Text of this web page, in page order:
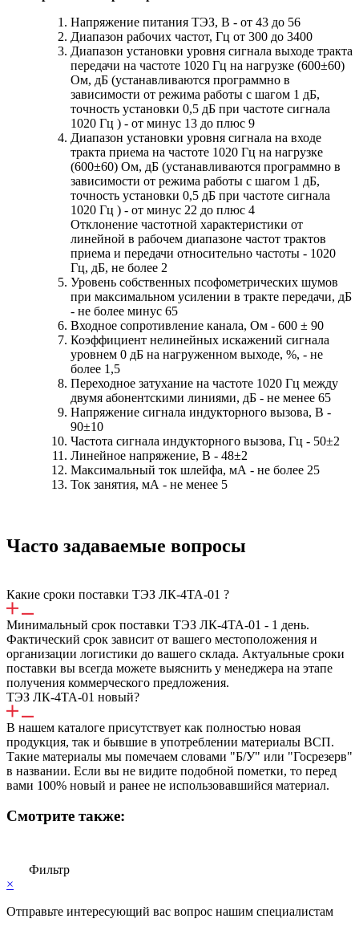
Напряжение питания ТЭЗ, В - от 43 до 56
Диапазон рабочих частот, Гц от 300 до 3400
Диапазон установки уровня сигнала выходе тракта
передачи на частоте 1020 Гц на нагрузке (600±60)
Ом, дБ (устанавливаются программно в
зависимости от режима работы с шагом 1 дБ,
точность установки 0,5 дБ при частоте сигнала
1020 Гц ) - от минус 13 до плюс 9
Диапазон установки уровня сигнала на входе
тракта приема на частоте 1020 Гц на нагрузке
(600±60) Ом, дБ (устанавливаются программно в
зависимости от режима работы с шагом 1 дБ,
точность установки 0,5 дБ при частоте сигнала
1020 Гц ) - от минус 22 до плюс 4
Отклонение частотной характеристики от
линейной в рабочем диапазоне частот трактов
приема и передачи относительно частоты - 1020
Гц, дБ, не более 2
Уровень собственных псофометрических шумов
при максимальном усилении в тракте передачи, дБ
- не более минус 65
Входное сопротивление канала, Ом - 600 ± 90
Коэффициент нелинейных искажений сигнала
уровнем 0 дБ на нагруженном выходе, %, - не
более 1,5
Переходное затухание на частоте 1020 Гц между
двумя абонентскими линиями, дБ - не менее 65
Напряжение сигнала индукторного вызова, В -
90±10
Частота сигнала индукторного вызова, Гц - 50±2
Линейное напряжение, В - 48±2
Максимальный ток шлейфа, мА - не более 25
Ток занятия, мА - не менее 5
Часто задаваемые вопросы
Какие сроки поставки ТЭЗ ЛК-4ТА-01 ?
Минимальный срок поставки ТЭЗ ЛК-4ТА-01 - 1 день.
Фактический срок зависит от вашего местоположения и
организации логистики до вашего склада. Актуальные сроки
поставки вы всегда можете выяснить у менеджера на этапе
получения коммерческого предложения.
ТЭЗ ЛК-4ТА-01 новый?
В нашем каталоге присутствует как полностью новая
продукция, так и бывшие в употреблении материалы ВСП.
Такие материалы мы помечаем словами "Б/У" или "Госрезерв"
в названии. Если вы не видите подобной пометки, то перед
вами 100% новый и ранее не использовавшийся материал.
Смотрите также:
Фильтр
×
Отправьте интересующий вас вопрос нашим специалистам